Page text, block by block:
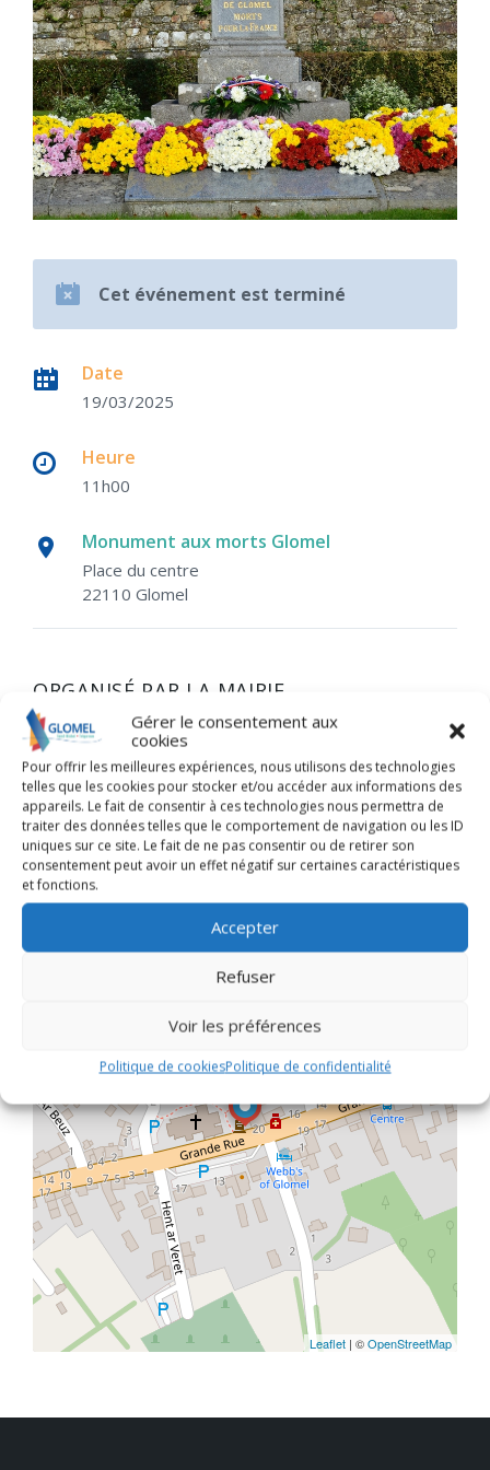
Gérer le consentement aux
cookies
Pour offrir les meilleures expériences, nous utilisons des technologies
telles que les cookies pour stocker et/ou accéder aux informations des
appareils. Le fait de consentir à ces technologies nous permettra de
traiter des données telles que le comportement de navigation ou les ID
uniques sur ce site. Le fait de ne pas consentir ou de retirer son
consentement peut avoir un effet négatif sur certaines caractéristiques
et fonctions.
Accepter
Refuser
Voir les préférences
Politique de cookiesPolitique de confidentialité
Cet événement est terminé
Date
19/03/2025
Heure
11h00
Monument aux morts Glomel
Place du centre
22110 Glomel
ORGANISÉ PAR LA MAIRIE
Rendez-vous à 11h devant la mairie pour le départ
du cortège vers le monument aux morts.
La cérémonie sera suivie d’un vin d’honneur offert
par la municipalité.
Leaflet | ©OpenStreetMap